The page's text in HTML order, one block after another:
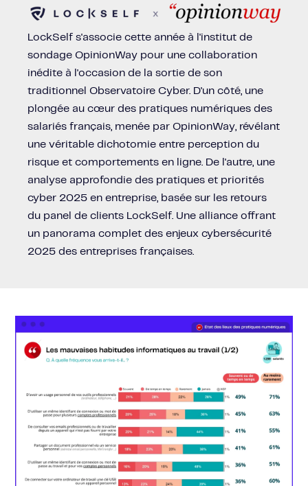
LockSelf s'associe cette année à l'institut de
sondage OpinionWay pour une collaboration
inédite à l'occasion de la sortie de son
traditionnel Observatoire Cyber. D'un côté, une
plongée au cœur des pratiques numériques des
salariés français, menée par OpinionWay, révélant
une véritable dichotomie entre perception du
risque et comportements en ligne. De l'autre, une
analyse approfondie des pratiques et priorités
cyber 2025 en entreprise, basée sur les retours
du panel de clients LockSelf. Une alliance offrant
un panorama complet des enjeux cybersécurité
2025 des entreprises françaises.